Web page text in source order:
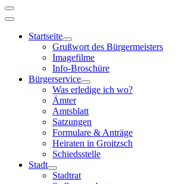
Startseite
Grußwort des Bürgermeisters
Imagefilme
Info-Broschüre
Bürgerservice
Was erledige ich wo?
Ämter
Amtsblatt
Satzungen
Formulare & Anträge
Heiraten in Groitzsch
Schiedsstelle
Stadt
Stadtrat